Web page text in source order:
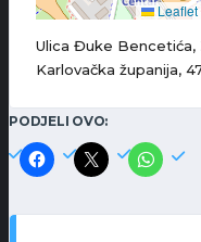
Leaflet
Ulica Đuke Bencetića,
Karlovačka županija,
PODJELI OVO: